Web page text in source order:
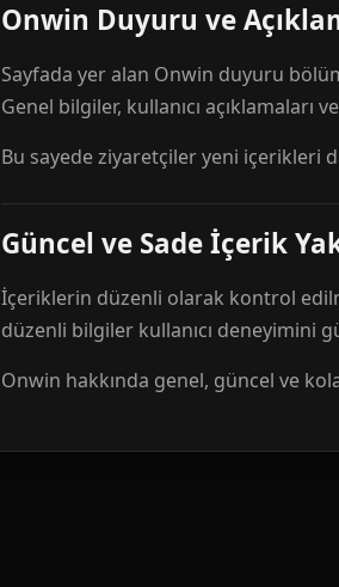
Onwin Duyuru ve
Sayfada yer alan Onwin duyuru
Genel bilgiler, kullanıcı
Bu sayede ziyaretçiler yeni içerikleri
Güncel ve Sade İçerik
İçeriklerin düzenli olarak kontrol
düzenli bilgiler kullanıcı deneyimini
Onwin hakkında genel, güncel ve